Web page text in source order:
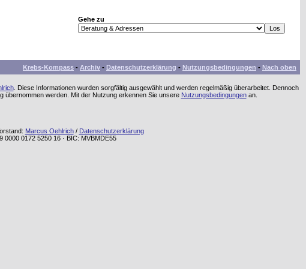
Gehe zu
Krebs-Kompass - Archiv - Datenschutzerklärung - Nutzungsbedingungen - Nach oben
. Diese Informationen wurden sorgfältig ausgewählt und werden regelmäßig überarbeitet. Dennoch
übernommen werden. Mit der Nutzung erkennen Sie unsere Nutzungsbedingungenan.
Marcus Oehlrich/ Datenschutzerklärung
0000 0172 5250 16 · BIC: MVBMDE55